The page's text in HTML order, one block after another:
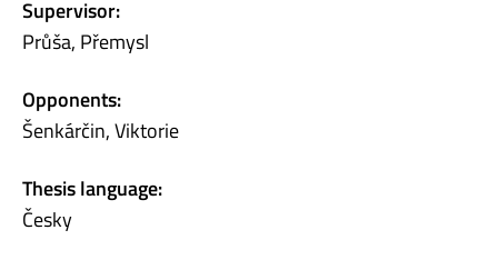
Supervisor:
Průša, Přemysl
Opponents:
Šenkárčin, Viktorie
Thesis language:
Česky